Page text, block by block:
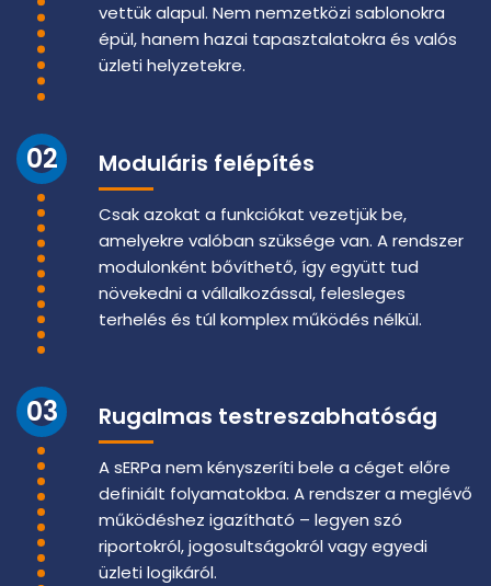
vettük alapul. Nem nemzetközi sablonokra
épül, hanem hazai tapasztalatokra és valós
üzleti helyzetekre.
02 Moduláris felépítés
Csak azokat a funkciókat vezetjük be,
amelyekre valóban szüksége van. A rendszer
modulonként bővíthető, így együtt tud
növekedni a vállalkozással, felesleges
terhelés és túl komplex működés nélkül.
03 Rugalmas testreszabhatóság
A sERPa nem kényszeríti bele a céget előre
definiált folyamatokba. A rendszer a meglévő
működéshez igazítható – legyen szó
riportokról, jogosultságokról vagy egyedi
üzleti logikáról.